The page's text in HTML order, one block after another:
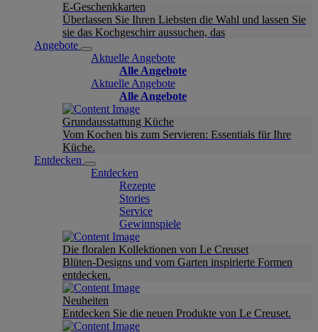
E-Geschenkkarten
Überlassen Sie Ihren Liebsten die Wahl und lassen Sie
sie das Kochgeschirr aussuchen, das
Angebote
Aktuelle Angebote
Alle Angebote
Aktuelle Angebote
Alle Angebote
Grundausstattung Küche
Vom Kochen bis zum Servieren: Essentials für Ihre
Küche.
Entdecken
Entdecken
Rezepte
Stories
Service
Gewinnspiele
Die floralen Kollektionen von Le Creuset
Blüten-Designs und vom Garten inspirierte Formen
entdecken.
Neuheiten
Entdecken Sie die neuen Produkte von Le Creuset.